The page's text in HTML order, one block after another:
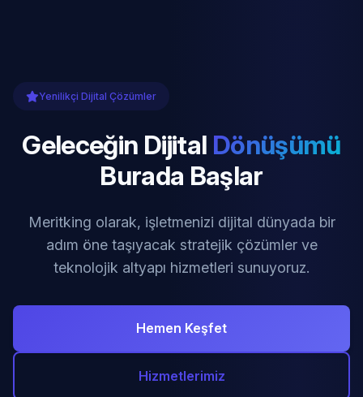
Yenilikçi Dijital Çözümler
Geleceğin Dijital Dönüşümü
Burada Başlar
Meritking olarak, işletmenizi dijital dünyada bir
adım öne taşıyacak stratejik çözümler ve
teknolojik altyapı hizmetleri sunuyoruz.
Hemen Keşfet
Hizmetlerimiz